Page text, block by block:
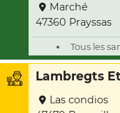
Marché
47360 Prayssas
Tous les
Lambregts
Las condios